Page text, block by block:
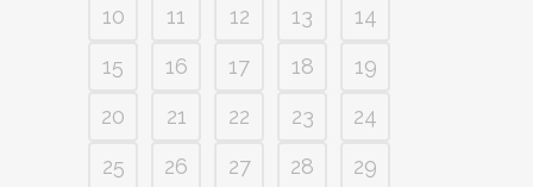
10
11 12 13
14
15
16 17 18
19
20
21 22 23
24
25
26 27 28
29